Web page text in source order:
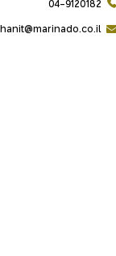
04-9120182
hanit@marinado.co.il